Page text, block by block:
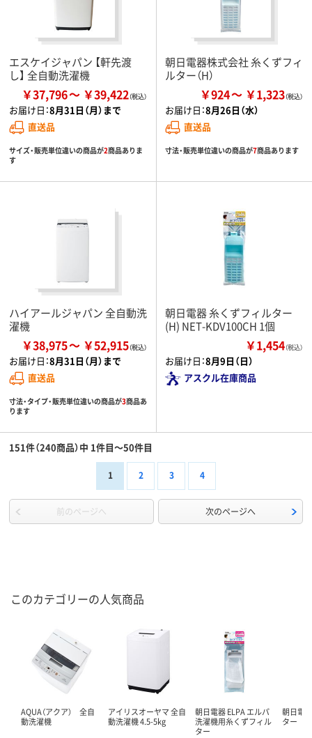
エスケイジャパン 【軒先渡
し】 全自動洗濯機
￥37,796 ￥39,422
お届け日：8月31日（月）まで
直送品
サイズ・販売単位違いの商品が2商品ありま
す
朝日電器株式会社 糸くずフィ
ルター（H）
￥924 ￥1,323
お届け日：8月26日（水）
直送品
寸法・販売単位違いの商品が7商品あります
ハイアールジャパン 全自動洗
濯機
￥38,975 ￥52,915
お届け日：8月31日（月）まで
直送品
寸法・タイプ・販売単位違いの商品が3商品あ
ります
朝日電器 糸くずフィルター
(H) NET-KDV100CH 1個
￥1,454（税込）
お届け日：8月9日（日）
アスクル在庫商品
151件（240商品）中 1件目～50件目
1 2 3 4
前のページへ 次のページへ
このカテゴリーの人気商品
AQUA（アクア） 全自
動洗濯機
アイリスオーヤマ 全自
動洗濯機 4.5-5kg
朝日電器 ELPA エルパ
洗濯機用糸くずフィル
ター
朝日電
ター